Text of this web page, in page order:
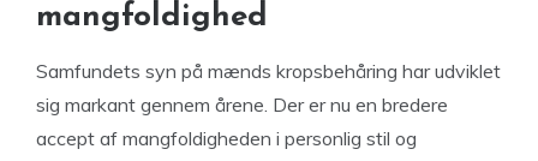
mangfoldighed
Samfundets syn på mænds kropsbehåring har udviklet
sig markant gennem årene. Der er nu en bredere
accept af mangfoldigheden i personlig stil og